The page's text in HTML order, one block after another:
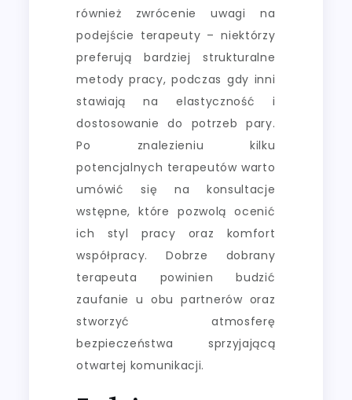
również zwrócenie uwagi na
podejście terapeuty – niektórzy
preferują bardziej strukturalne
metody pracy, podczas gdy inni
stawiają na elastyczność i
dostosowanie do potrzeb pary.
Po znalezieniu kilku
potencjalnych terapeutów warto
umówić się na konsultacje
wstępne, które pozwolą ocenić
ich styl pracy oraz komfort
współpracy. Dobrze dobrany
terapeuta powinien budzić
zaufanie u obu partnerów oraz
stworzyć atmosferę
bezpieczeństwa sprzyjającą
otwartej komunikacji.